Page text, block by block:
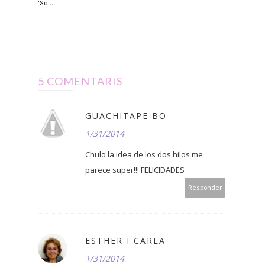
'So...
5 COMENTARIS
GUACHITAPE BO
1/31/2014
Chulo la idea de los dos hilos me
parece super!!! FELICIDADES
Responder
ESTHER I CARLA
1/31/2014